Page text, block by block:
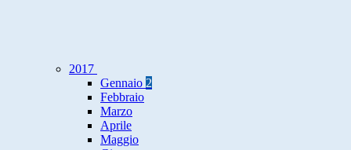
2017
Gennaio 2
Febbraio
Marzo
Aprile
Maggio